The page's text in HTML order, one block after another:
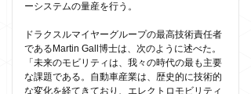
ーシステムの量産を行う。
ドラクスルマイヤーグループの最高技術責任者
であるMartin Gall博士は、次のように述べた。
「未来のモビリティは、我々の時代の最も主要
な課題である。自動車産業は、歴史的に技術的
な変化を経てきており、エレクトロモビリティ